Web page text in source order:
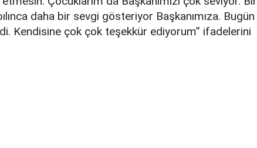
daha bir sevgi gösteriyor Başkanımıza. Bugün
Kendisine çok çok teşekkür ediyorum” ifadelerini